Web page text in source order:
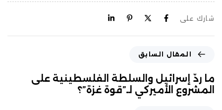
شارك على
المقال السابق
ما ردّ إسرائيل والسلطة الفلسطينية على
المشروع الأميركي لـ”قوة غزة”؟